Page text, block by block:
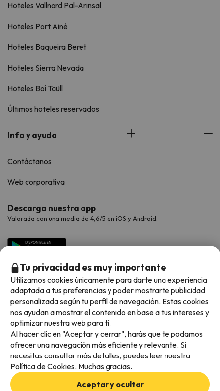
Hoteles Vallnord Pal-Arinsal
Hoteles Port Ainé
Hoteles Baqueira Beret
Hoteles Sierra Nevada
Hoteles Boí Taüll
Últimos hoteles reservados
Info y ayuda
Contáctanos
Web corporativa
Descarga nuestra app
Valorada con una media de 4,6/5 en iOS y Android.
Métodos de pago disponibles
Condiciones generales
Tu privacidad es muy importante
Utilizamos cookies únicamente para darte una experiencia
adaptada a tus preferencias y poder mostrarte publicidad
personalizada según tu perfil de navegación. Estas cookies
nos ayudan a mostrar el contenido en base a tus intereses y
optimizar nuestra web para ti.
Al hacer clic en "Aceptar y cerrar", harás que te podamos
ofrecer una navegación más eficiente y relevante. Si
necesitas consultar más detalles, puedes leer nuestra
Política de Cookies. Muchas gracias.
Aceptar y ocultar